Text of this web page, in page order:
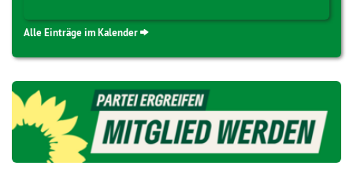
Alle Einträge im Kalender